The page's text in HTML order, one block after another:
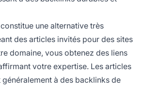
une alternative très
des articles invités pour des sites
domaine, vous obtenez des liens
votre expertise. Les articles
à des backlinks de